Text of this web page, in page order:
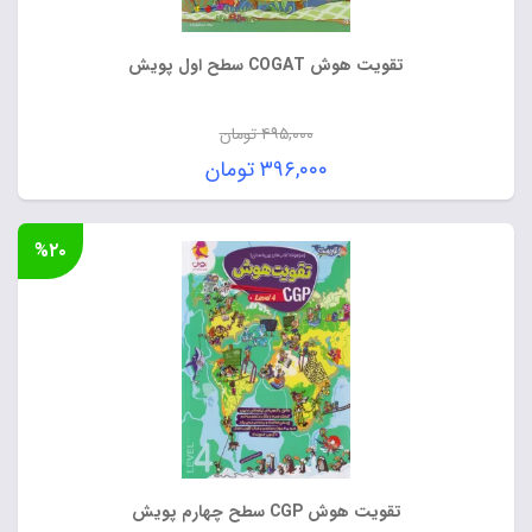
تقویت هوش COGAT سطح اول پویش
۴۹۵,۰۰۰تومان
قیمت
اصلی:
۴۹۵,۰۰۰ تومان
بود.
۳۹۶,۰۰۰تومان
قیمت
فعلی:
۳۹۶,۰۰۰ تومان.
تقویت هوش CGP سطح چهارم پویش
%۲۰